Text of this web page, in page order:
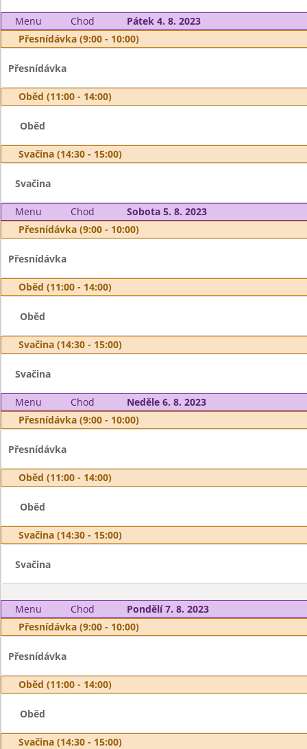
Menu Chod
Pátek 4. 8. 2023
Přesnídávka (9:00 - 10:00)
Přesnídávka
Oběd (11:00 - 14:00)
Oběd
Svačina (14:30 - 15:00)
Svačina
Menu Chod
Sobota 5. 8. 2023
Přesnídávka (9:00 - 10:00)
Přesnídávka
Oběd (11:00 - 14:00)
Oběd
Svačina (14:30 - 15:00)
Svačina
Menu Chod
Neděle 6. 8. 2023
Přesnídávka (9:00 - 10:00)
Přesnídávka
Oběd (11:00 - 14:00)
Oběd
Svačina (14:30 - 15:00)
Svačina
Menu Chod
Pondělí 7. 8. 2023
Přesnídávka (9:00 - 10:00)
Přesnídávka
Oběd (11:00 - 14:00)
Oběd
Svačina (14:30 - 15:00)